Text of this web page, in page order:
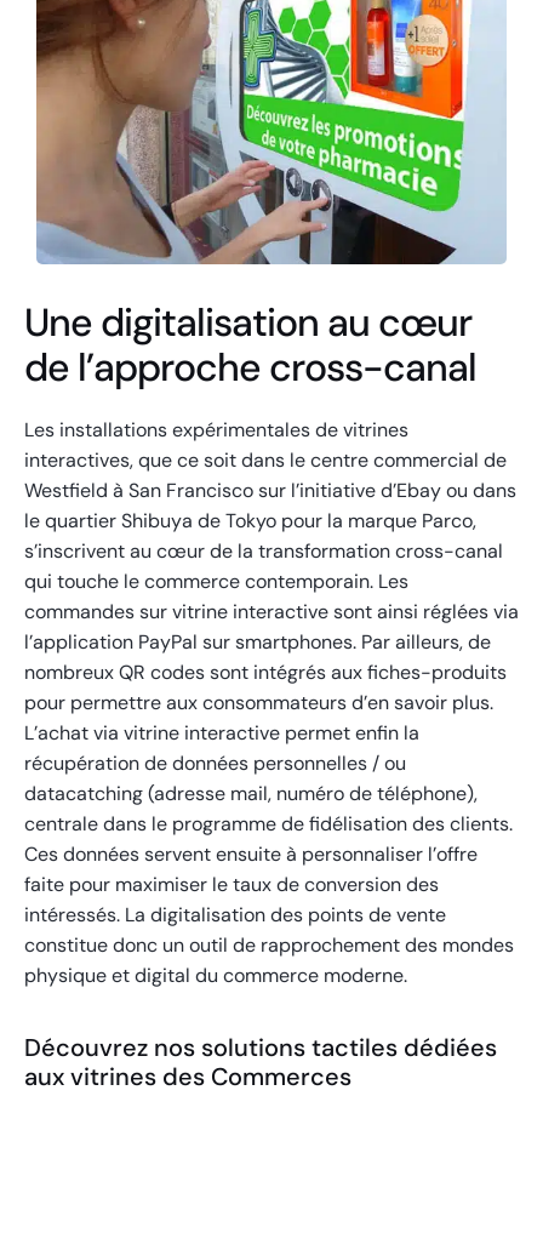
Une digitalisation au cœur
de l’approche cross-canal
Les installations expérimentales de vitrines
interactives, que ce soit dans le centre commercial de
Westfield à San Francisco sur l’initiative d’Ebay ou dans
le quartier Shibuya de Tokyo pour la marque Parco,
s’inscrivent au cœur de la transformation cross-canal
qui touche le commerce contemporain. Les
commandes sur vitrine interactive sont ainsi réglées via
l’application PayPal sur smartphones. Par ailleurs, de
nombreux QR codes sont intégrés aux fiches-produits
pour permettre aux consommateurs d’en savoir plus.
L’achat via vitrine interactive permet enfin la
récupération de données personnelles / ou
datacatching (adresse mail, numéro de téléphone),
centrale dans le programme de fidélisation des clients.
Ces données servent ensuite à personnaliser l’offre
faite pour maximiser le taux de conversion des
intéressés. La digitalisation des points de vente
constitue donc un outil de rapprochement des mondes
physique et digital du commerce moderne.
Découvrez nos solutions tactiles dédiées
aux vitrines des Commerces